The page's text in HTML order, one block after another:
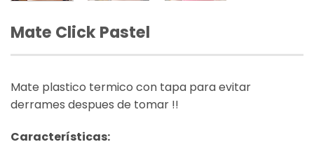
Mate Click Pastel
Mate plastico termico con tapa para evitar
derrames despues de tomar !!
Características: